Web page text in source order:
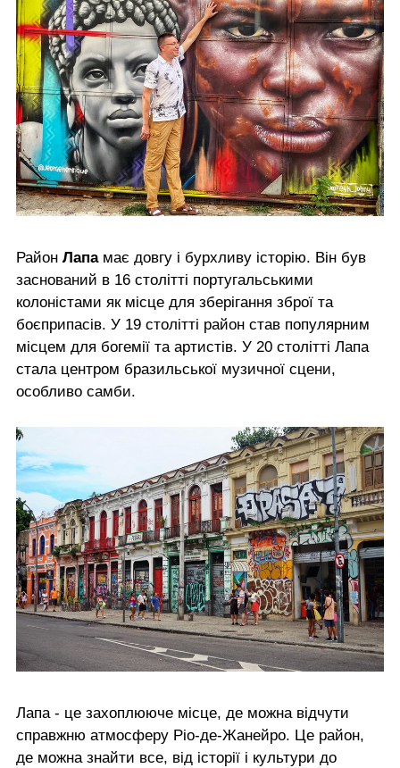
Район Лапа має довгу і бурхливу історію. Він був
заснований в 16 столітті португальськими
колоністами як місце для зберігання зброї та
боєприпасів. У 19 столітті район став популярним
місцем для богемії та артистів. У 20 столітті Лапа
стала центром бразильської музичної сцени,
особливо самби.
Лапа - це захоплююче місце, де можна відчути
справжню атмосферу Ріо-де-Жанейро. Це район,
де можна знайти все, від історії і культури до